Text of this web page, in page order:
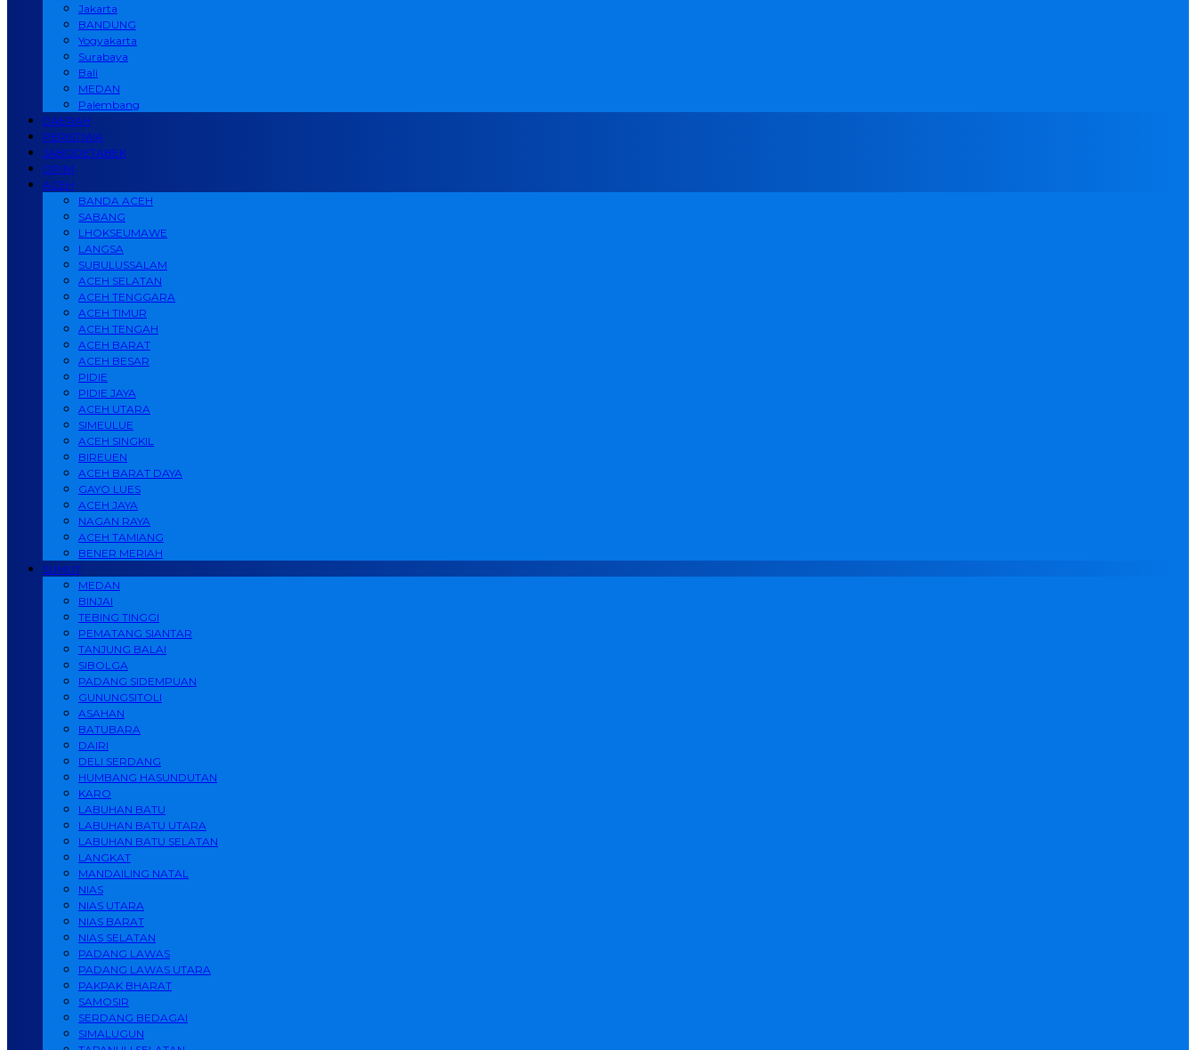
Jakarta
BANDUNG
Yogyakarta
Surabaya
Bali
MEDAN
Palembang
DAERAH
PERISTIWA
JABODETABEK
OPINI
ACEH
BANDA ACEH
SABANG
LHOKSEUMAWE
LANGSA
SUBULUSSALAM
ACEH SELATAN
ACEH TENGGARA
ACEH TIMUR
ACEH TENGAH
ACEH BARAT
ACEH BESAR
PIDIE
PIDIE JAYA
ACEH UTARA
SIMEULUE
ACEH SINGKIL
BIREUEN
ACEH BARAT DAYA
GAYO LUES
ACEH JAYA
NAGAN RAYA
ACEH TAMIANG
BENER MERIAH
SUMUT
MEDAN
BINJAI
TEBING TINGGI
PEMATANG SIANTAR
TANJUNG BALAI
SIBOLGA
PADANG SIDEMPUAN
GUNUNGSITOLI
ASAHAN
BATUBARA
DAIRI
DELI SERDANG
HUMBANG HASUNDUTAN
KARO
LABUHAN BATU
LABUHAN BATU UTARA
LABUHAN BATU SELATAN
LANGKAT
MANDAILING NATAL
NIAS
NIAS UTARA
NIAS BARAT
NIAS SELATAN
PADANG LAWAS
PADANG LAWAS UTARA
PAKPAK BHARAT
SAMOSIR
SERDANG BEDAGAI
SIMALUGUN